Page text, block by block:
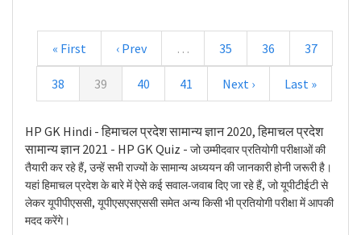
« First ‹ Prev … 35 36 37
38 39 40 41 Next › Last »
HP GK Hindi - हिमाचल प्रदेश सामान्य ज्ञान 2020, हिमाचल प्रदेश
सामान्य ज्ञान 2021 - HP GK Quiz - जो उम्मीदवार प्रतियोगी परीक्षाओं की
तैयारी कर रहे हैं, उन्हें सभी राज्यों के सामान्य अध्ययन की जानकारी होनी जरूरी है।
यहां हिमाचल प्रदेश के बारे में ऐसे कई सवाल-जवाब दिए जा रहे हैं, जो यूपीटीईटी से
लेकर यूपीपीएससी, यूपीएसएसएससी समेत अन्य किसी भी प्रतियोगी परीक्षा में आपकी
मदद करेंगे।